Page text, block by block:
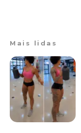
Mais lidas